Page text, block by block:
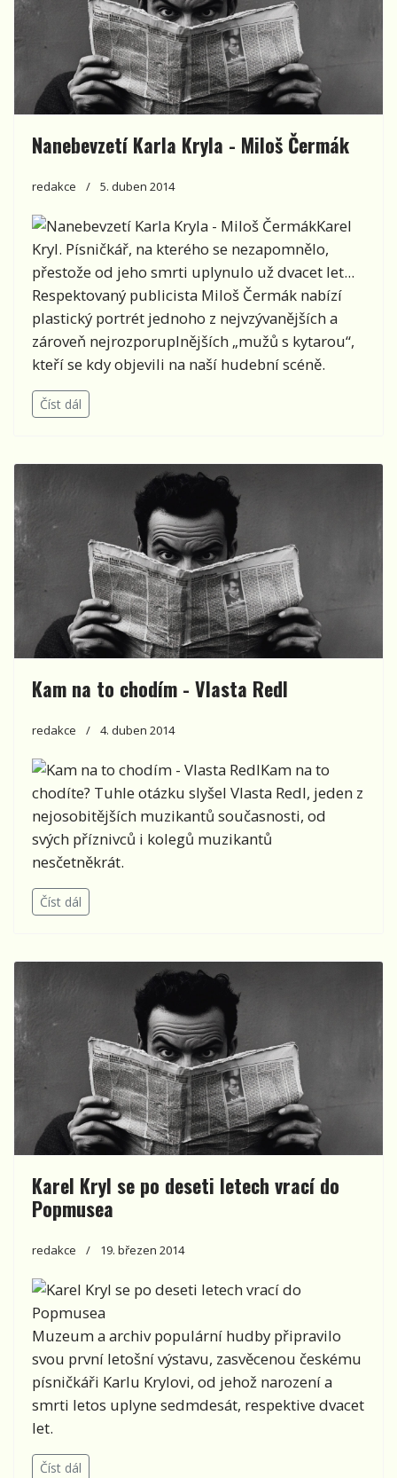
Nanebevzetí Karla Kryla - Miloš Čermák
redakce 5. duben 2014
Karel
Kryl. Písničkář, na kterého se nezapomnělo,
přestože od jeho smrti uplynulo už dvacet let...
Respektovaný publicista Miloš Čermák nabízí
plastický portrét jednoho z nejvzývanějších a
zároveň nejrozporuplnějších „mužů s kytarou“,
kteří se kdy objevili na naší hudební scéně.
Číst dál
Kam na to chodím - Vlasta Redl
redakce 4. duben 2014
Kam na to
chodíte? Tuhle otázku slyšel Vlasta Redl, jeden z
nejosobitějších muzikantů současnosti, od
svých příznivců i kolegů muzikantů
nesčetněkrát.
Číst dál
Karel Kryl se po deseti letech vrací do
Popmusea
redakce 19. březen 2014
Muzeum a archiv populární hudby připravilo
svou první letošní výstavu, zasvěcenou českému
písničkáři Karlu Krylovi, od jehož narození a
smrti letos uplyne sedmdesát, respektive dvacet
let.
Číst dál